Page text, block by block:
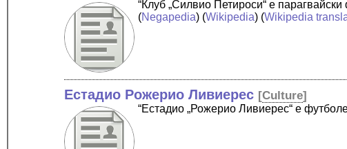
“Клуб „Силвио Петироси“ е
(Negapedia) (Wikipedia) (Wikipedia
Естадио Рожерио Ливиерес [Culture]
“Естадио „Рожерио Ливиерес“ е